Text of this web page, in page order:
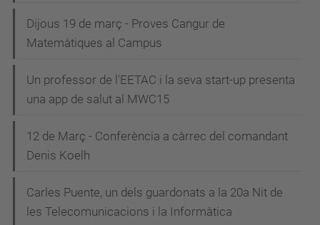
Dijous 19 de març - Proves Cangur de
Matemàtiques al Campus
Un professor de l'EETAC i la seva start-up presenta
una app de salut al MWC15
12 de Març - Conferència a càrrec del comandant
Denis Koelh
Carles Puente, un dels guardonats a la 20a Nit de
les Telecomunicacions i la Informàtica